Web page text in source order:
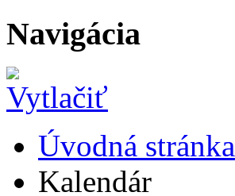
Navigácia
Úvodná stránka
Kalendár